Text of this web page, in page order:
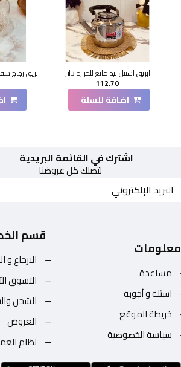
ابريق استيل بيد مانع للحرارة 3لتر
112.70
اضافة للسلة
اشترك في القائمة البريدية
لتصلك كل عروضنا
معلومات
مساعدة
اسئلة و أجوبة
خريطة الموقع
سياسة الخصوصية
قسم
الارجاع و
التسوق
الشحن
العروض
نظام